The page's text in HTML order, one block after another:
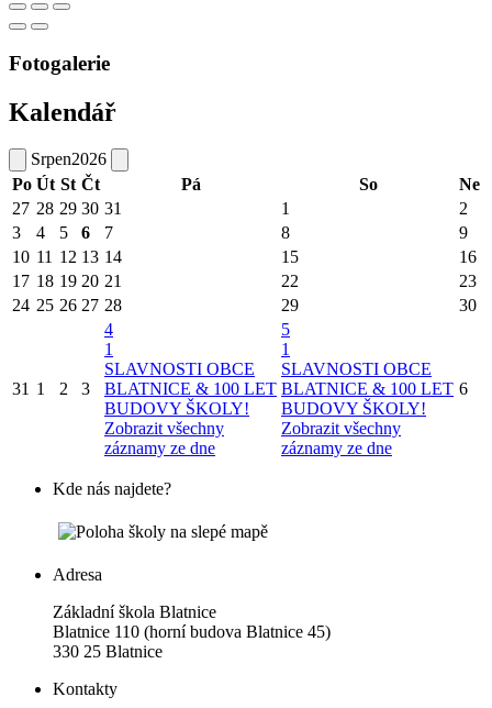
Fotogalerie
Kalendář
Srpen2026
Po Út St Čt Pá So
Ne
27 28 29 30 31 1
2
3
4 5 6 7 8
9
10 11 12 13 14 15
16
17 18 19 20 21 22
23
24 25 26 27 28 29 30
31 1 2 3
4
1
SLAVNOSTI OBCE
BLATNICE & 100 LET
BUDOVY ŠKOLY!
Zobrazit všechny
záznamy ze dne
5
1
SLAVNOSTI OBCE
BLATNICE & 100 LET
BUDOVY ŠKOLY!
Zobrazit všechny
záznamy ze dne
6
Kde nás najdete?
Adresa
Základní škola Blatnice
Blatnice 110 (horní budova Blatnice 45)
330 25 Blatnice
Kontakty